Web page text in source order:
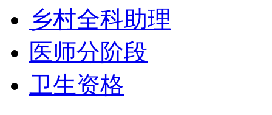
乡村全科助理
医师分阶段
卫生资格